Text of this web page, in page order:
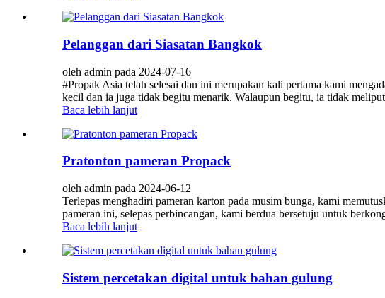
Pelanggan dari Siasatan Bangkok
oleh admin pada 2024-07-16
#Propak Asia telah selesai dan ini merupakan kali pertama kami
kecil dan ia juga tidak begitu menarik. Walaupun begitu, ia tidak
Baca lebih lanjut
Pratonton pameran Propack
oleh admin pada 2024-06-12
Terlepas menghadiri pameran karton pada musim bunga, kami
pameran ini, selepas perbincangan, kami berdua bersetuju untuk
Baca lebih lanjut
Sistem percetakan digital untuk bahan gulung